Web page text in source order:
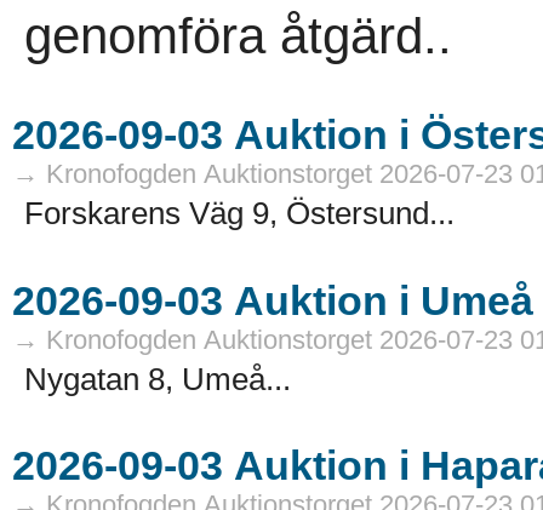
genomföra åtgärd..
→ Kronofogden Auktionstorget 2026-07-23
Forskarens Väg 9, Östersund...
→ Kronofogden Auktionstorget 2026-07-23
Nygatan 8, Umeå...